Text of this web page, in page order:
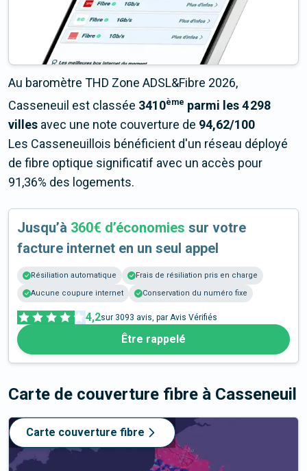
Au baromètre THD Zone ADSL&Fibre 2026,
Casseneuil est classée 3410ème parmi les 4 298
villes avec une note couverture de 94,62/100
Les Casseneuillois bénéficient d'un réseau déployé
de fibre optique significatif avec un accès pour
91,36% des logements.
Jusqu’à 360€ d’économies sur votre
facture internet en un seul appel
Résiliation automatique
Frais de résiliation pris en charge
Aucune coupure internet
Conservation du numéro fixe
4,2sur 3093 avis, par Avis Vérifiés
Être rappelé
Carte de couverture fibre à Casseneuil
Carte couverture fibre